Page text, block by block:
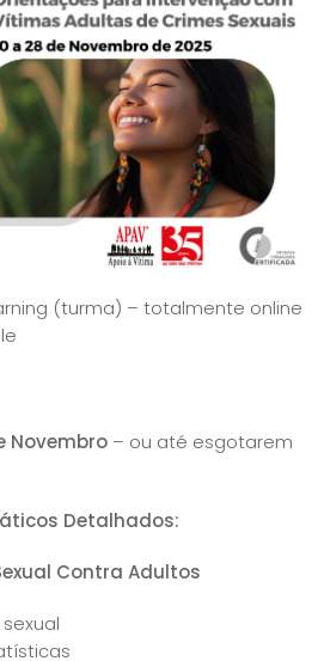
(turma) – totalmente online
Novembro – ou até esgotarem
Detalhados:
Contra Adultos